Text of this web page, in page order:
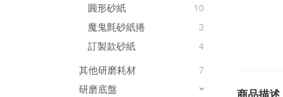
圓形砂紙
10
魔鬼氈砂紙捲
3
訂製款砂紙
4
其他研磨耗材
7
研磨底盤